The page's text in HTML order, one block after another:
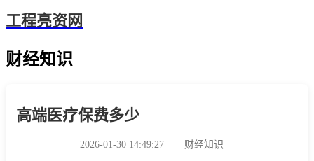
工程亮资网
财经知识
高端医疗保费多少
2026-01-30 14:49:27 财经知识